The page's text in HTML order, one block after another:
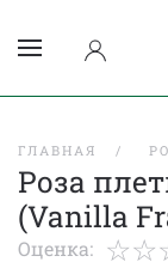
ГЛАВНАЯ
Роза
(Vanilla
Оценка: